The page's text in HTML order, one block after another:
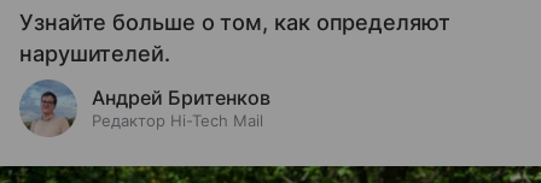
Узнайте больше о том, как определяют
нарушителей.
Андрей Бритенков
Редактор Hi-Tech Mail